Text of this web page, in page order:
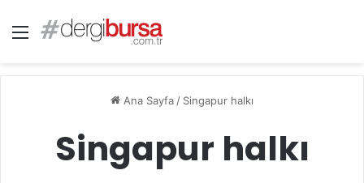
Menü
Ana Sayfa / Singapur halkı
Singapur halkı